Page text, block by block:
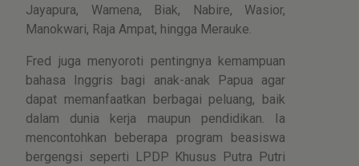
Jayapura, Wamena, Biak, Nabire, Wasior,
Manokwari, Raja Ampat, hingga Merauke.
Fred juga menyoroti pentingnya kemampuan
bahasa Inggris bagi anak-anak Papua agar
dapat memanfaatkan berbagai peluang, baik
dalam dunia kerja maupun pendidikan. Ia
mencontohkan beberapa program beasiswa
bergengsi seperti LPDP Khusus Putra Putri